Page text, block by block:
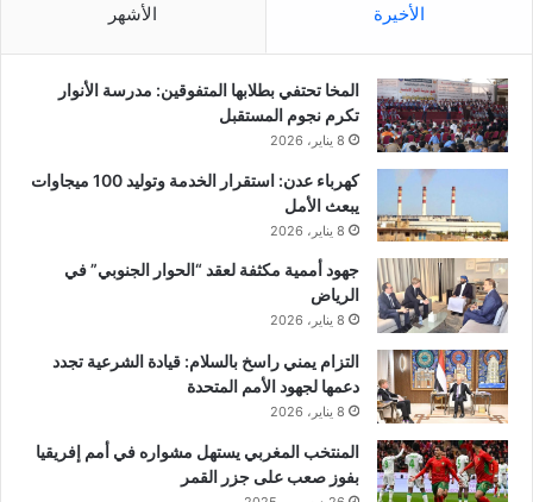
الأخيرة الأشهر
المخا تحتفي بطلابها المتفوقين: مدرسة الأنوار
تكرم نجوم المستقبل
8 يناير، 2026
كهرباء عدن: استقرار الخدمة وتوليد 100 ميجاوات
يبعث الأمل
8 يناير، 2026
جهود أممية مكثفة لعقد “الحوار الجنوبي” في
الرياض
8 يناير، 2026
التزام يمني راسخ بالسلام: قيادة الشرعية تجدد
دعمها لجهود الأمم المتحدة
8 يناير، 2026
المنتخب المغربي يستهل مشواره في أمم إفريقيا
بفوز صعب على جزر القمر